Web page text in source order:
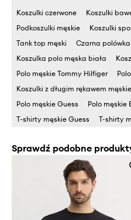
Koszulki czerwone
Koszulki
Podkoszulki męskie
Koszulki
Tank top męski
Czarna
Koszulka polo męska biała
Polo męskie Tommy Hilfiger
Koszulki z długim rękawem
Polo męskie Guess
Polo męskie
T-shirty męskie Guess
T-shirty
Sprawdź podobne